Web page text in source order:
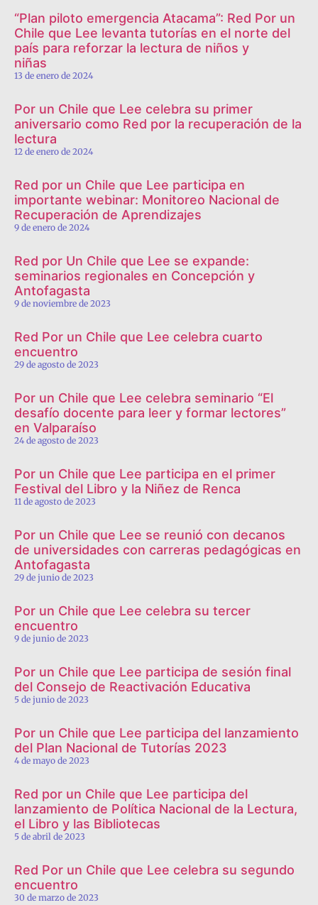
“Plan piloto emergencia Atacama”: Red Por un
Chile que Lee levanta tutorías en el norte del
país para reforzar la lectura de niños y
niñas
13 de enero de 2024
Por un Chile que Lee celebra su primer
aniversario como Red por la recuperación de la
lectura
12 de enero de 2024
Red por un Chile que Lee participa en
importante webinar: Monitoreo Nacional de
Recuperación de Aprendizajes
9 de enero de 2024
Red por Un Chile que Lee se expande:
seminarios regionales en Concepción y
Antofagasta
9 de noviembre de 2023
Red Por un Chile que Lee celebra cuarto
encuentro
29 de agosto de 2023
Por un Chile que Lee celebra seminario “El
desafío docente para leer y formar lectores”
en Valparaíso
24 de agosto de 2023
Por un Chile que Lee participa en el primer
Festival del Libro y la Niñez de Renca
11 de agosto de 2023
Por un Chile que Lee se reunió con decanos
de universidades con carreras pedagógicas en
Antofagasta
29 de junio de 2023
Por un Chile que Lee celebra su tercer
encuentro
9 de junio de 2023
Por un Chile que Lee participa de sesión final
del Consejo de Reactivación Educativa
5 de junio de 2023
Por un Chile que Lee participa del lanzamiento
del Plan Nacional de Tutorías 2023
4 de mayo de 2023
Red por un Chile que Lee participa del
lanzamiento de Política Nacional de la Lectura,
el Libro y las Bibliotecas
5 de abril de 2023
Red Por un Chile que Lee celebra su segundo
encuentro
30 de marzo de 2023